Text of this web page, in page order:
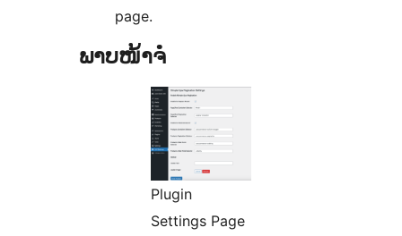
page.
ພາບໜ້າຈໍ
Plugin
Settings Page